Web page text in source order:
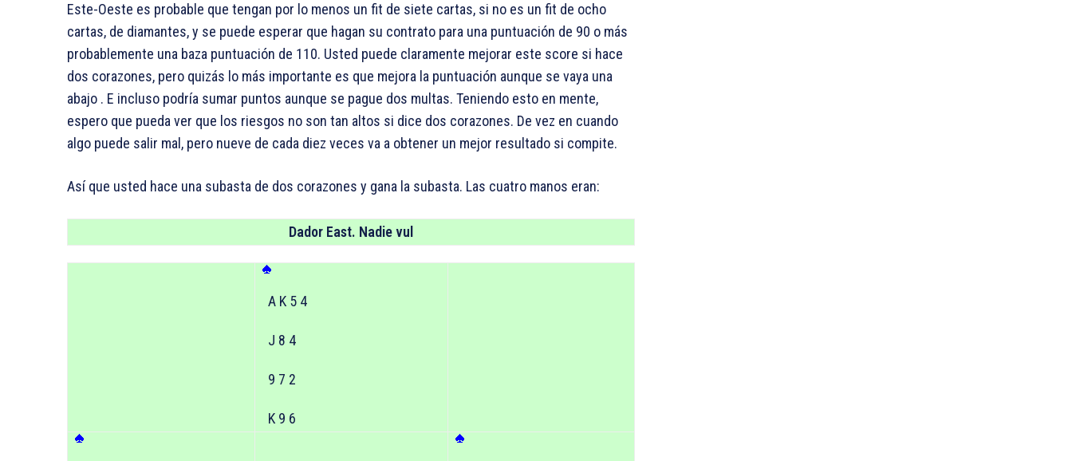
Este-Oeste es probable que tengan por lo menos un fit de siete cartas, si no es un fit de ocho
cartas, de diamantes, y se puede esperar que hagan su contrato para una puntuación de 90 o más
probablemente una baza puntuación de 110. Usted puede claramente mejorar este score si hace
dos corazones, pero quizás lo más importante es que mejora la puntuación aunque se vaya una
abajo . E incluso podría sumar puntos aunque se pague dos multas. Teniendo esto en mente,
espero que pueda ver que los riesgos no son tan altos si dice dos corazones. De vez en cuando
algo puede salir mal, pero nueve de cada diez veces va a obtener un mejor resultado si compite.
Así que usted hace una subasta de dos corazones y gana la subasta. Las cuatro manos eran:
Dador East. Nadie vul
A K 5 4
J 8 4
9 7 2
K 9 6